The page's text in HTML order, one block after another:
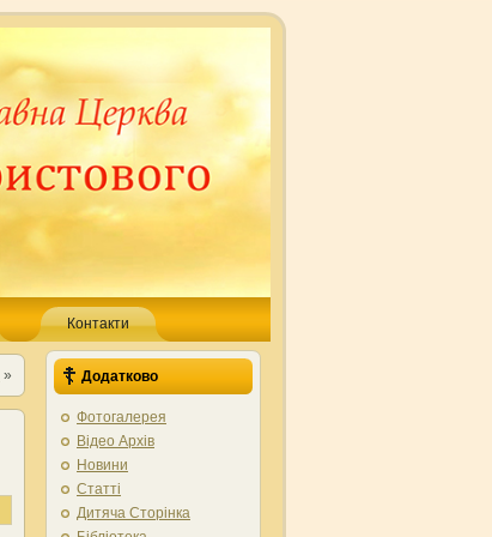
Контакти
» Додатково
Фотогалерея
Відео Архів
Новини
Статті
Дитяча Сторінка